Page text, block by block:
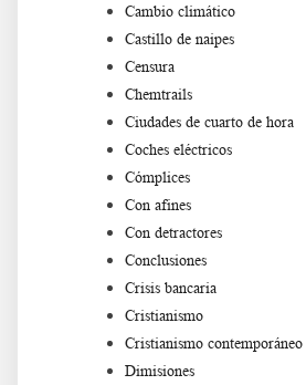
Cambio climático
Castillo de naipes
Censura
Chemtrails
Ciudades de cuarto de hora
Coches eléctricos
Cómplices
Con afines
Con detractores
Conclusiones
Crisis bancaria
Cristianismo
Cristianismo contemporáneo
Dimisiones